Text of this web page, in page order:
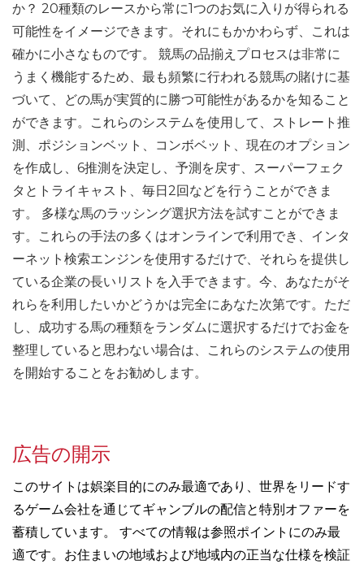
か？ 20種類のレースから常に1つのお気に入りが得られる
可能性をイメージできます。それにもかかわらず、これは
確かに小さなものです。 競馬の品揃えプロセスは非常に
うまく機能するため、最も頻繁に行われる競馬の賭けに基
づいて、どの馬が実質的に勝つ可能性があるかを知ること
ができます。これらのシステムを使用して、ストレート推
測、ポジションベット、コンボベット、現在のオプション
を作成し、6推測を決定し、予測を戻す、スーパーフェク
タとトライキャスト、毎日2回などを行うことができま
す。 多様な馬のラッシング選択方法を試すことができま
す。これらの手法の多くはオンラインで利用でき、インタ
ーネット検索エンジンを使用するだけで、それらを提供し
ている企業の長いリストを入手できます。今、あなたがそ
れらを利用したいかどうかは完全にあなた次第です。ただ
し、成功する馬の種類をランダムに選択するだけでお金を
整理していると思わない場合は、これらのシステムの使用
を開始することをお勧めします。
広告の開示
このサイトは娯楽目的にのみ最適であり、世界をリードす
るゲーム会社を通じてギャンブルの配信と特別オファーを
蓄積しています。 すべての情報は参照ポイントにのみ最
適です。お住まいの地域および地域内の正当な仕様を検証